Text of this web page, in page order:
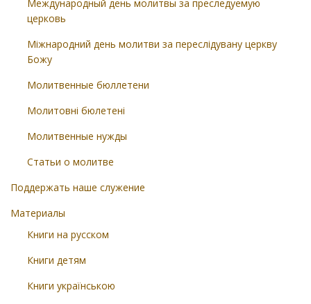
Международный день молитвы за преследуемую
церковь
Міжнародний день молитви за переслідувану церкву
Божу
Молитвенные бюллетени
Молитовні бюлетені
Молитвенные нужды
Статьи о молитве
Поддержать наше служение
Материалы
Книги на русском
Книги детям
Книги українською